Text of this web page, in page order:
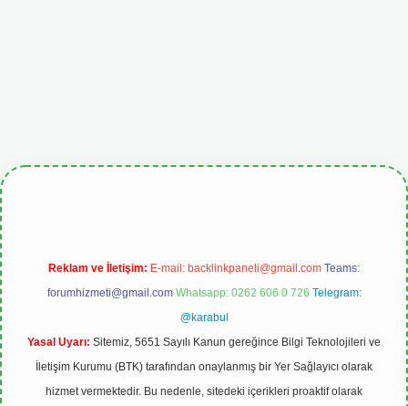
Reklam ve İletişim: E-mail: backlinkpaneli@gmail.com Teams:
forumhizmeti@gmail.com Whatsapp: 0262 606 0 726 Telegram:
@karabul
Yasal Uyarı: Sitemiz, 5651 Sayılı Kanun gereğince Bilgi Teknolojileri ve
İletişim Kurumu (BTK) tarafından onaylanmış bir Yer Sağlayıcı olarak
hizmet vermektedir. Bu nedenle, sitedeki içerikleri proaktif olarak